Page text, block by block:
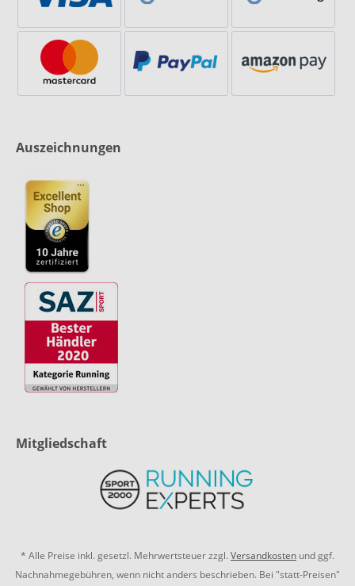
Auszeichnungen
Mitgliedschaft
* Alle Preise inkl. gesetzl. Mehrwertsteuer zzgl. Versandkosten und ggf.
Nachnahmegebühren, wenn nicht anders beschrieben. Bei "statt-Preisen"